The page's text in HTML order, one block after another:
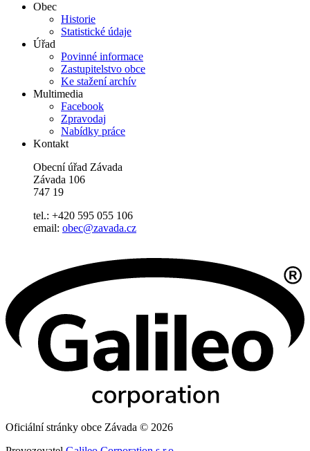
Obec
Historie
Statistické údaje
Úřad
Povinné informace
Zastupitelstvo obce
Ke stažení archív
Multimedia
Facebook
Zpravodaj
Nabídky práce
Kontakt
Obecní úřad Závada
Závada 106
747 19
tel.: +420 595 055 106
email: obec@zavada.cz
Oficiální stránky obce Závada © 2026